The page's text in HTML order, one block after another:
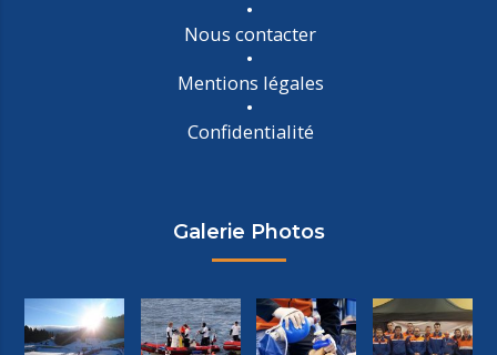
Nous contacter
Mentions légales
Confidentialité
Galerie Photos